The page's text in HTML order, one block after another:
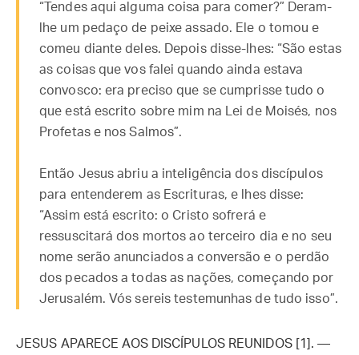
“Tendes aqui alguma coisa para comer?” Deram-
lhe um pedaço de peixe assado. Ele o tomou e
comeu diante deles. Depois disse-lhes: “São estas
as coisas que vos falei quando ainda estava
convosco: era preciso que se cumprisse tudo o
que está escrito sobre mim na Lei de Moisés, nos
Profetas e nos Salmos”.
Então Jesus abriu a inteligência dos discípulos
para entenderem as Escrituras, e lhes disse:
“Assim está escrito: o Cristo sofrerá e
ressuscitará dos mortos ao terceiro dia e no seu
nome serão anunciados a conversão e o perdão
dos pecados a todas as nações, começando por
Jerusalém. Vós sereis testemunhas de tudo isso”.
JESUS APARECE AOS DISCÍPULOS REUNIDOS [1]. —